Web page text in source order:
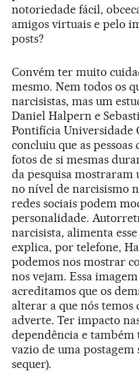
notoriedade fácil,
amigos virtuais e pelo
posts?
Convém ter muito
mesmo. Nem todos os
narcisistas, mas um
Daniel Halpern e
Pontifícia Universidade
concluiu que as
fotos de si mesmas
da pesquisa mostraram
no nível de narcisismo
redes sociais podem
personalidade.
narcisista, alimenta
explica, por telefone,
podemos nos mostrar
nos vejam. Essa
acreditamos que os
alterar a que nós temos
adverte. Ter impacto
dependência e também
vazio de uma
sequer).